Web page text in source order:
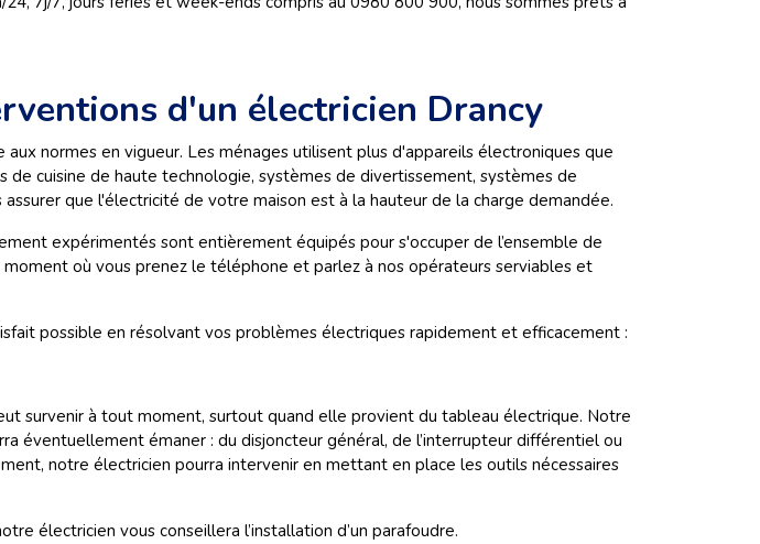
d'un électricien Drancy
normes en vigueur. Les ménages utilisent plus d'appareils électroniques que
cuisine de haute technologie, systèmes de divertissement, systèmes de
que l'électricité de votre maison est à la hauteur de la charge demandée.
expérimentés sont entièrement équipés pour s'occuper de l’ensemble de
où vous prenez le téléphone et parlez à nos opérateurs serviables et
possible en résolvant vos problèmes électriques rapidement et efficacement :
survenir à tout moment, surtout quand elle provient du tableau électrique. Notre
éventuellement émaner : du disjoncteur général, de l’interrupteur différentiel ou
notre électricien pourra intervenir en mettant en place les outils nécessaires
électricien vous conseillera l’installation d’un parafoudre.